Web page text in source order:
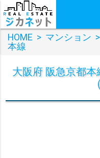
HOME > マンション >
本線
大阪府 阪急京都